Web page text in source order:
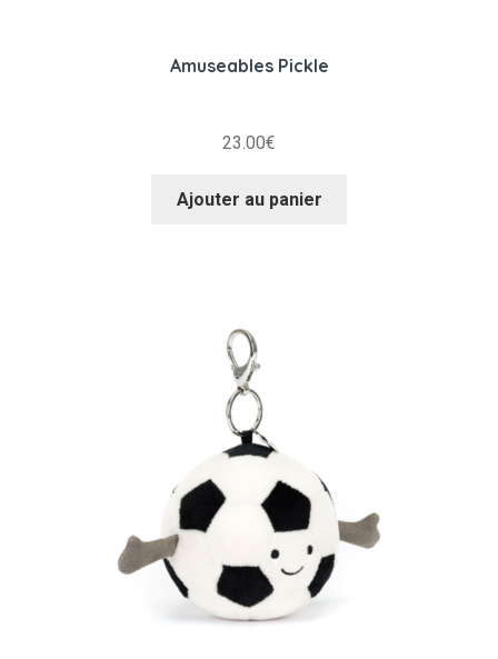
Amuseables Pickle
23.00€
Ajouter au panier